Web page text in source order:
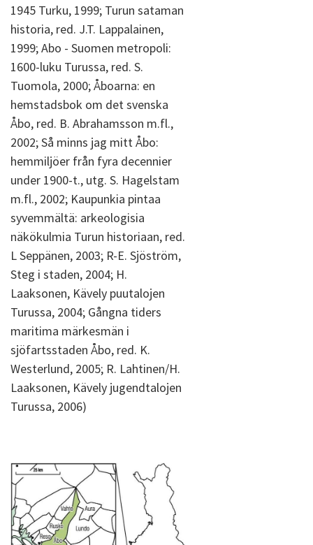
1945 Turku, 1999; Turun sataman
historia, red. J.T. Lappalainen,
1999; Abo - Suomen metropoli:
1600-luku Turussa, red. S.
Tuomola, 2000; Åboarna: en
hemstadsbok om det svenska
Åbo, red. B. Abrahamsson m.fl.,
2002; Så minns jag mitt Åbo:
hemmiljöer från fyra decennier
under 1900-t., utg. S. Hagelstam
m.fl., 2002; Kaupunkia pintaa
syvemmältä: arkeologisia
näkökulmia Turun historiaan, red.
L Seppänen, 2003; R-E. Sjöström,
Steg i staden, 2004; H.
Laaksonen, Kävely puutalojen
Turussa, 2004; Gångna tiders
maritima märkesmän i
sjöfartsstaden Åbo, red. K.
Westerlund, 2005; R. Lahtinen/H.
Laaksonen, Kävely jugendtalojen
Turussa, 2006)